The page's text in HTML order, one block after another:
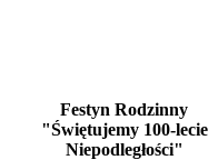
Festyn Rodzinny
"Świętujemy 100-lecie
Niepodległości"